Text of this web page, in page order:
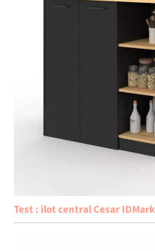
Test : ilot central Cesar